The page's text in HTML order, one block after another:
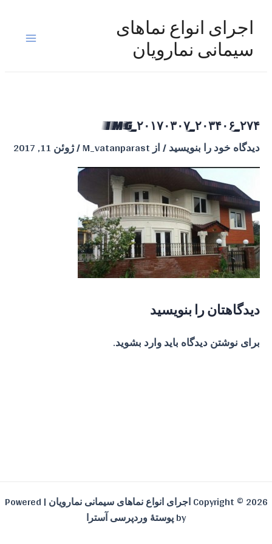
اجرای انواع نماهای
سیمانی نمارویان
Main
IMG_۲۰۱۷۰۳۰۷_۲۰۳۴۰۶_۲۷۴
دیدگاه‌ خود را بنویسید/ ازM_vatanparast
/ژوئن 11, 2017
دیدگاهتان را بنویسید
برای نوشتن دیدگاه بایدوارد بشوید.
Copyright © 2026 اجرای انواع نماهای سیمانی نمارویان | Powered
byپوستهٔ وردپرسی آسترا